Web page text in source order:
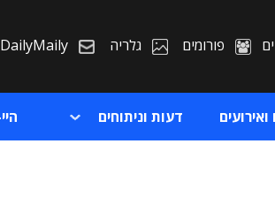
פורומים גלריה DailyMaily
דעות וניתוחים